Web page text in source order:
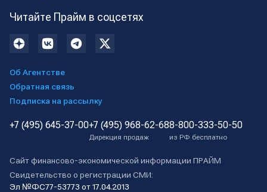
Читайте Прайм в соцсетях
Об Агентстве
Обратная связь
Подписка на рассылку
+7 (495) 645-37-00+7 (495) 968-62-68
Дирекция продаж
8-800-333-50-50
из РФ бесплатно
Сайт финансово-экономической информации ПРАЙМ
Свидетельство о регистрации СМИ:
Эл №ФС77-53773 от 17.04.2013